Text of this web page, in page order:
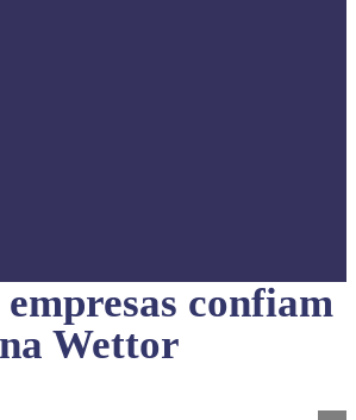
empresas confiam
na Wettor